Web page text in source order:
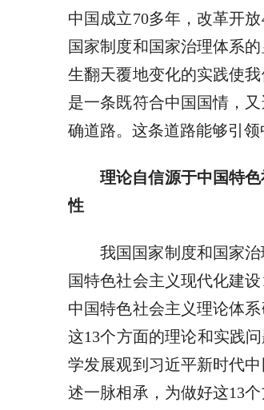
中国成立70多年，改革开
国家制度和国家治理体系
生翻天覆地变化的实践使
是一条既符合中国国情，
确道路。这条道路能够引
理论自信源于中国特
性
我国国家制度和国家
国特色社会主义现代化建
中国特色社会主义理论体
这13个方面的理论和实践
学发展观到习近平新时代
述一脉相承，为做好这13